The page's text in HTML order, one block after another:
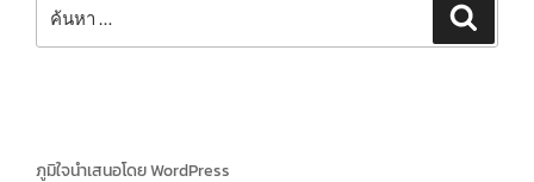
ภูมิใจนำเสนอโดย WordPress